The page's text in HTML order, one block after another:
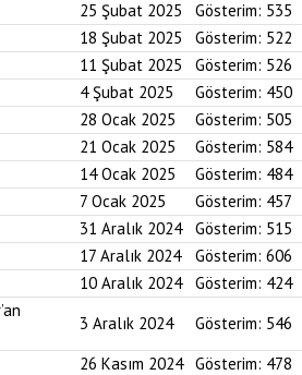
25 Şubat 2025 Gösterim: 535
18 Şubat 2025 Gösterim: 522
11 Şubat 2025 Gösterim: 526
4 Şubat 2025 Gösterim: 450
28 Ocak 2025 Gösterim: 505
21 Ocak 2025 Gösterim: 584
14 Ocak 2025 Gösterim: 484
7 Ocak 2025 Gösterim: 457
31 Aralık 2024 Gösterim: 515
17 Aralık 2024 Gösterim: 606
10 Aralık 2024 Gösterim: 424
3 Aralık 2024 Gösterim: 546
26 Kasım 2024 Gösterim: 478